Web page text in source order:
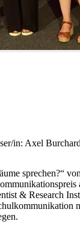
in: Axel
sprechen?“
& Research